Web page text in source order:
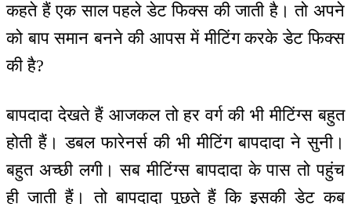
कहते हैं एक साल पहले डेट फिक्स की जाती है। तो अपने
को बाप समान बनने की आपस में मीटिंग करके डेट फिक्स
की है?
बापदादा देखते हैं आजकल तो हर वर्ग की भी मीटिंग्स बहुत
होती हैं। डबल फारेनर्स की भी मीटिंग बापदादा ने सुनी।
बहुत अच्छी लगी। सब मीटिंग्स बापदादा के पास तो पहुंच
ही जाती हैं। तो बापदादा पूछते हैं कि इसकी डेट कब